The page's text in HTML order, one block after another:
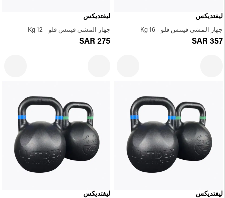
ليفتديكس
جهاز المشي فيتنس فلو - 16 Kg
SAR 357
ليفتديكس
جهاز المشي فيتنس فلو - 12 Kg
SAR 275
ليفتديكس
ليفتديكس